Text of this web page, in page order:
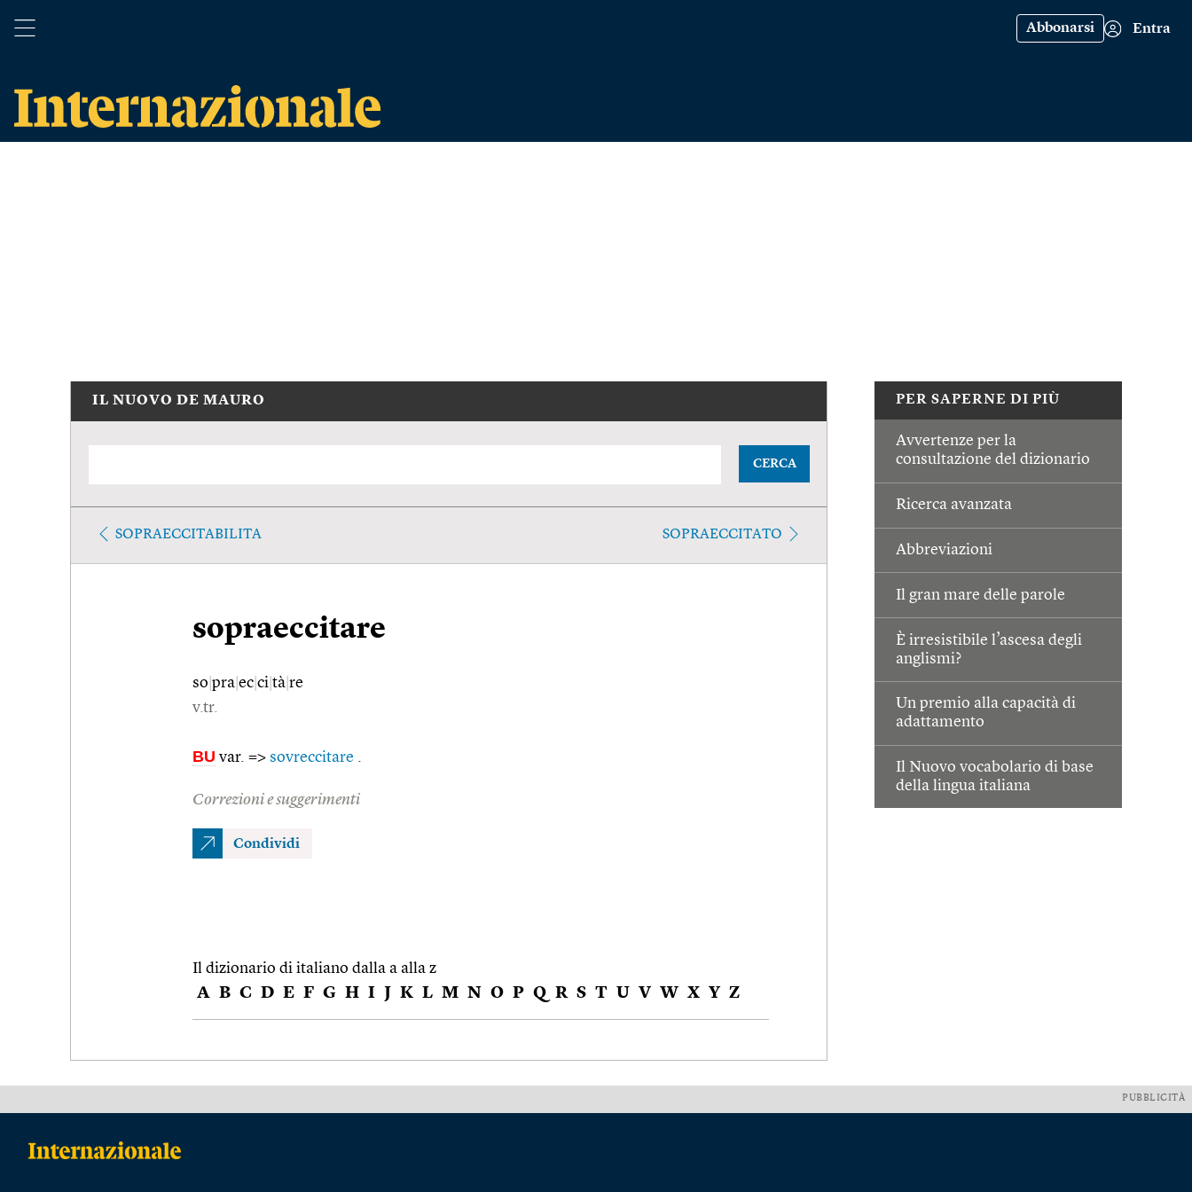
Abbonarsi Entra
PER SAPERNE DI PIÙ
Avvertenze per la
consultazione del dizionario
Ricerca avanzata
Abbreviazioni
Il gran mare delle parole
È irresistibile l’ascesa degli
anglismi?
Un premio alla capacità di
adattamento
Il Nuovo vocabolario di base
della lingua italiana
IL NUOVO DE MAURO
CERCA
SOPRAECCITABILITA SOPRAECCITATO
sopraeccitare
so pra ec ci tà re
v.tr.
BU var. => sovreccitare .
Correzioni e suggerimenti
Condividi
Il dizionario di italiano dalla a alla z
A B C D E F G H I J K L M N O P Q R S T U V W X Y Z
PUBBLICITÀ